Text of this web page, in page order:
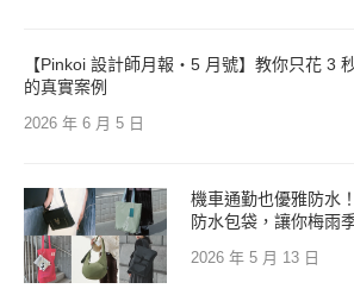
【Pinkoi 設計師月報・5 月號】教你只花 3
的真實案例
2026 年 6 月 5 日
機車通勤也優雅防水
防水包袋，讓你梅雨
2026 年 5 月 13 日